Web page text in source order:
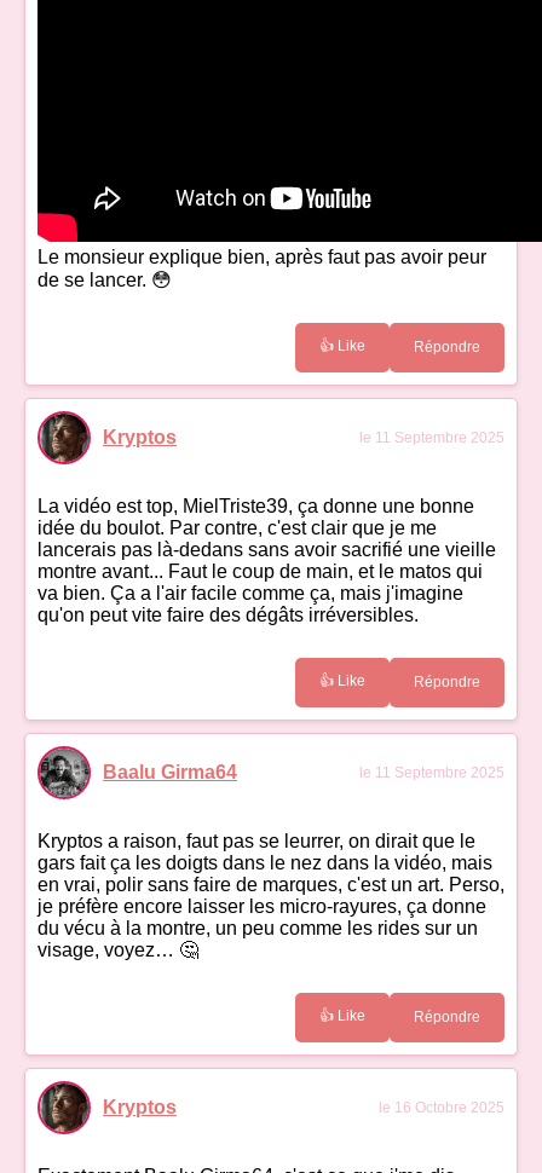
Le monsieur explique bien, après faut pas avoir peur
de se lancer. 😳
👍 Like Répondre
Kryptos le 11 Septembre 2025
La vidéo est top, MielTriste39, ça donne une bonne
idée du boulot. Par contre, c'est clair que je me
lancerais pas là-dedans sans avoir sacrifié une vieille
montre avant... Faut le coup de main, et le matos qui
va bien. Ça a l'air facile comme ça, mais j'imagine
qu'on peut vite faire des dégâts irréversibles.
👍 Like Répondre
Baalu Girma64 le 11 Septembre 2025
Kryptos a raison, faut pas se leurrer, on dirait que le
gars fait ça les doigts dans le nez dans la vidéo, mais
en vrai, polir sans faire de marques, c'est un art. Perso,
je préfère encore laisser les micro-rayures, ça donne
du vécu à la montre, un peu comme les rides sur un
visage, voyez… 🤔
👍 Like Répondre
Kryptos le 16 Octobre 2025